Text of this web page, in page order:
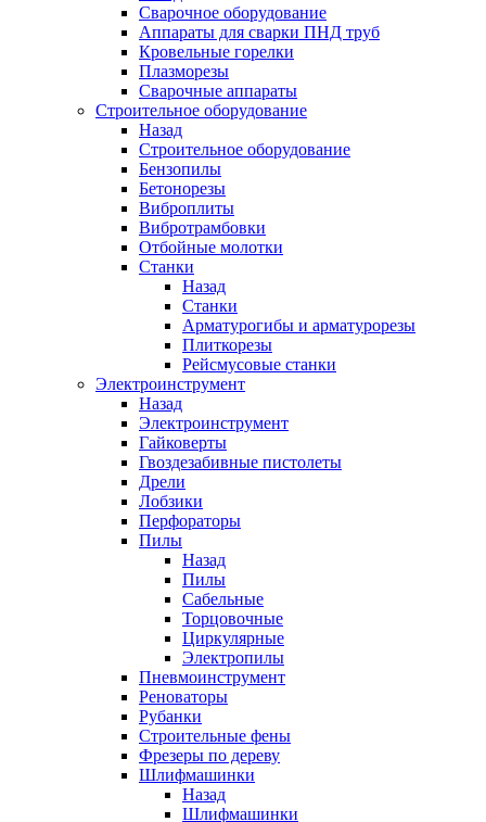
Сварочное оборудование
Аппараты для сварки ПНД труб
Кровельные горелки
Плазморезы
Сварочные аппараты
Строительное оборудование
Назад
Строительное оборудование
Бензопилы
Бетонорезы
Виброплиты
Вибротрамбовки
Отбойные молотки
Станки
Назад
Станки
Арматурогибы и арматурорезы
Плиткорезы
Рейсмусовые станки
Электроинструмент
Назад
Электроинструмент
Гайковерты
Гвоздезабивные пистолеты
Дрели
Лобзики
Перфораторы
Пилы
Назад
Пилы
Сабельные
Торцовочные
Циркулярные
Электропилы
Пневмоинструмент
Реноваторы
Рубанки
Строительные фены
Фрезеры по дереву
Шлифмашинки
Назад
Шлифмашинки